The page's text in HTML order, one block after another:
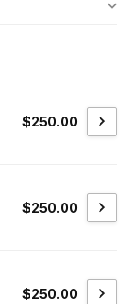
$250.00
$250.00
$250.00